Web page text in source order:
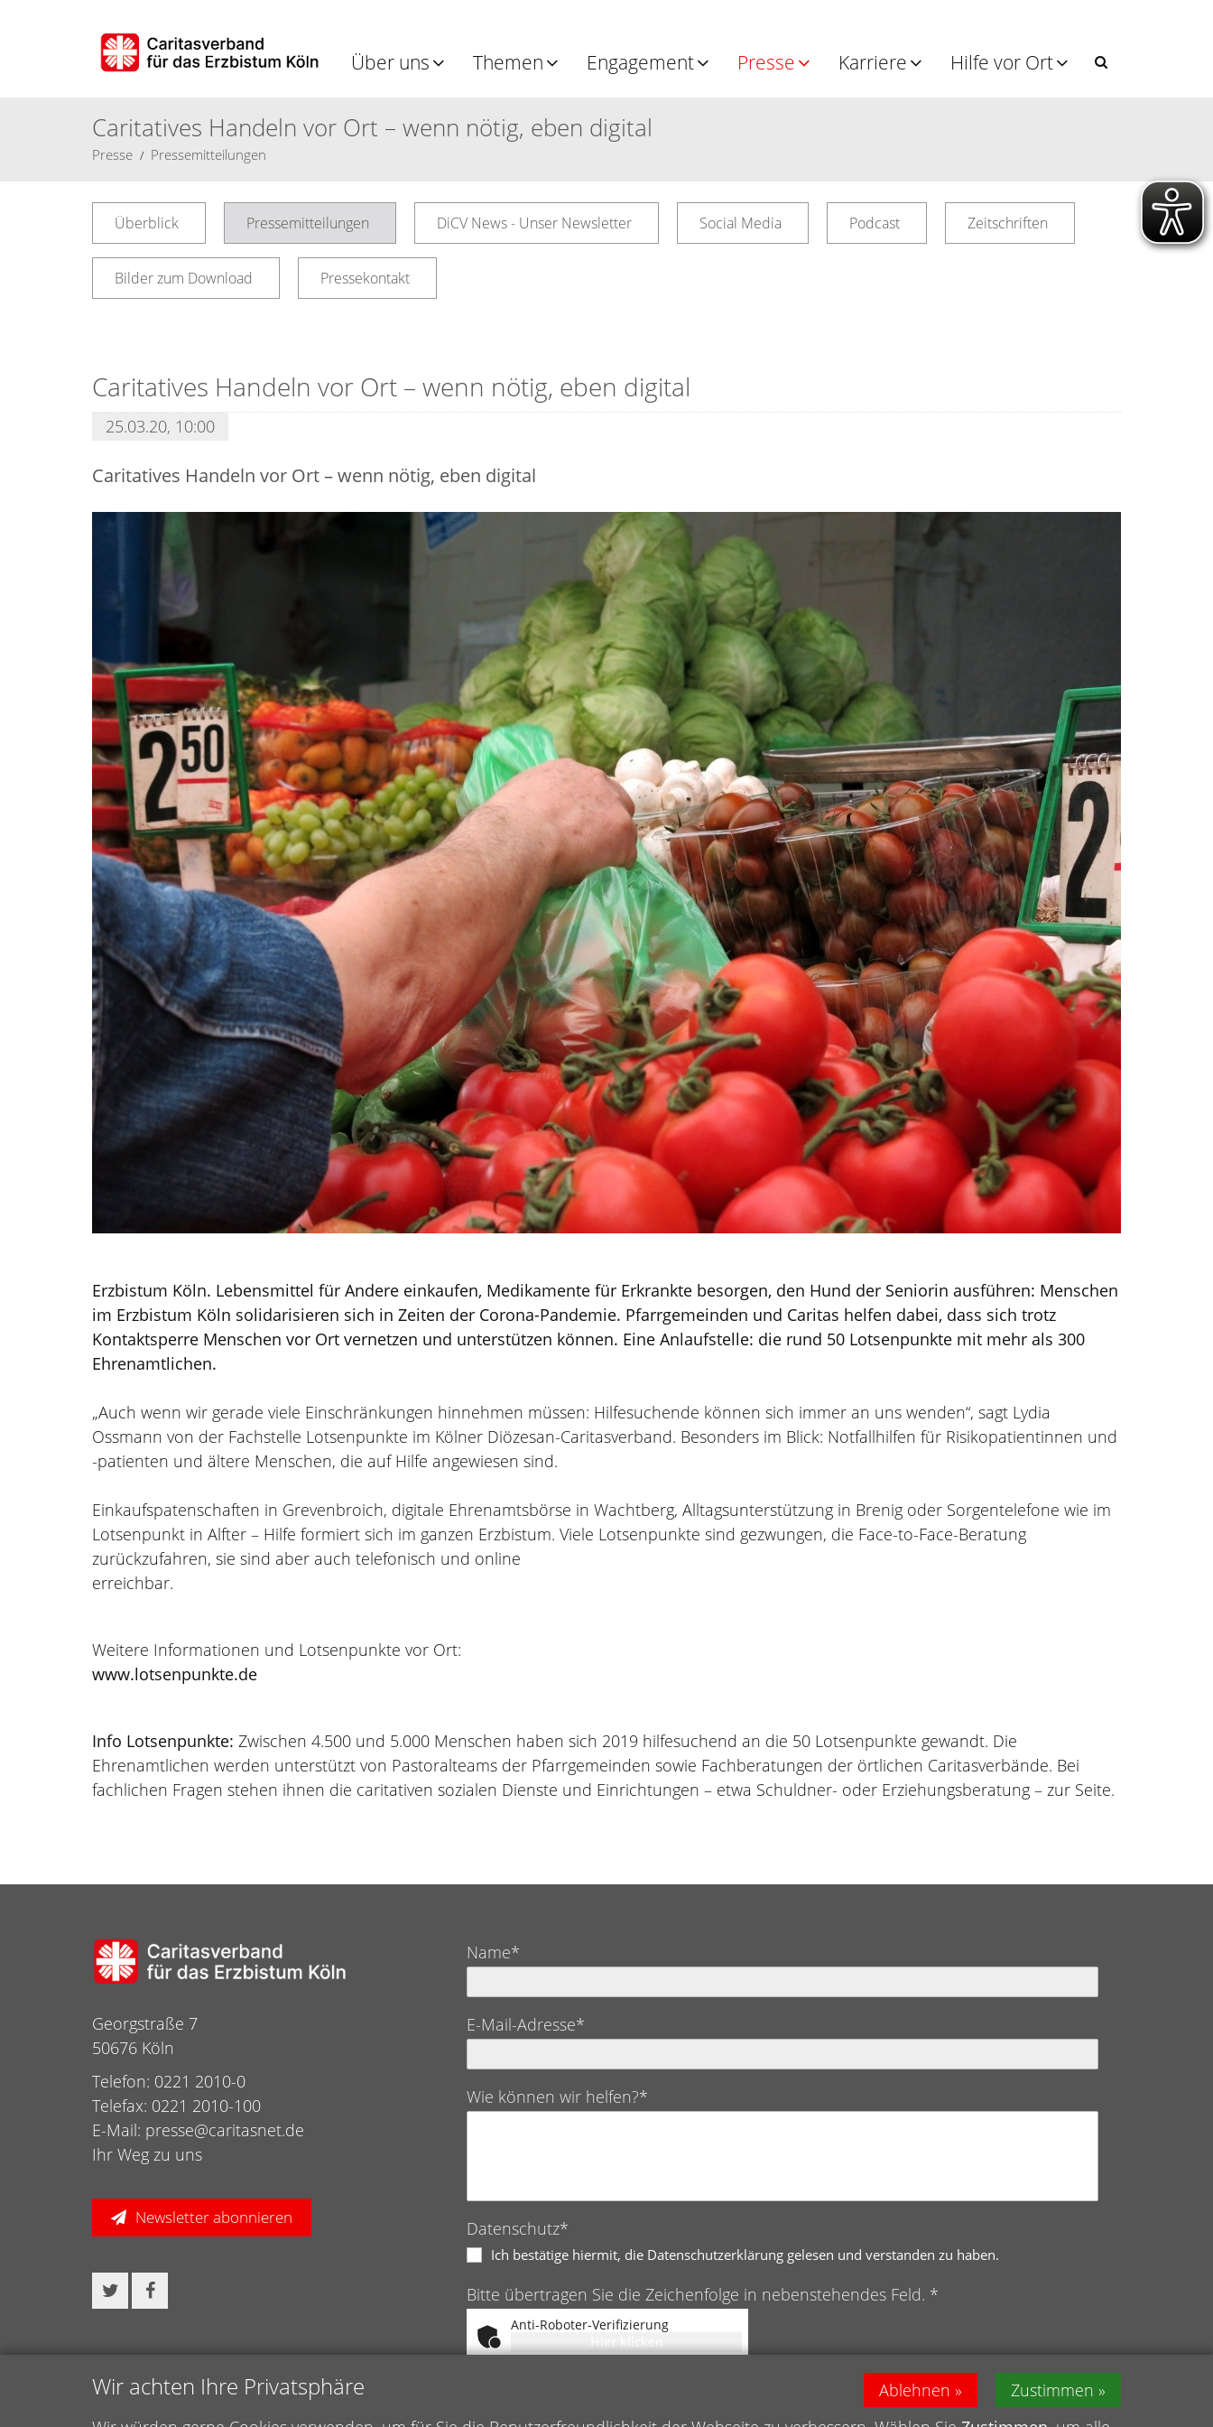
Wir achten Ihre Privatsphäre Ablehnen
Zustimmen
Über uns Themen Engagement Presse Karriere Hilfe vor Ort
Caritatives Handeln vor Ort – wenn nötig, eben digital
Presse Pressemitteilungen
Überblick Pressemitteilungen DiCV News - Unser Newsletter Social Media Podcast Zeitschriften
Bilder zum Download Pressekontakt
Caritatives Handeln vor Ort – wenn nötig, eben digital
25.03.20, 10:00
Caritatives Handeln vor Ort – wenn nötig, eben digital
Erzbistum Köln. Lebensmittel für Andere einkaufen, Medikamente für Erkrankte besorgen, den Hund der Seniorin ausführen: Menschen
im Erzbistum Köln solidarisieren sich in Zeiten der Corona-Pandemie. Pfarrgemeinden und Caritas helfen dabei, dass sich trotz
Kontaktsperre Menschen vor Ort vernetzen und unterstützen können. Eine Anlaufstelle: die rund 50 Lotsenpunkte mit mehr als 300
Ehrenamtlichen.
„Auch wenn wir gerade viele Einschränkungen hinnehmen müssen: Hilfesuchende können sich immer an uns wenden“, sagt Lydia
Ossmann von der Fachstelle Lotsenpunkte im Kölner Diözesan-Caritasverband. Besonders im Blick: Notfallhilfen für Risikopatientinnen und
-patienten und ältere Menschen, die auf Hilfe angewiesen sind.
Einkaufspatenschaften in Grevenbroich, digitale Ehrenamtsbörse in Wachtberg, Alltagsunterstützung in Brenig oder Sorgentelefone wie im
Lotsenpunkt in Alfter – Hilfe formiert sich im ganzen Erzbistum. Viele Lotsenpunkte sind gezwungen, die Face-to-Face-Beratung
zurückzufahren, sie sind aber auch telefonisch und online
erreichbar.
Weitere Informationen und Lotsenpunkte vor Ort:
www.lotsenpunkte.de
Info Lotsenpunkte: Zwischen 4.500 und 5.000 Menschen haben sich 2019 hilfesuchend an die 50 Lotsenpunkte gewandt. Die
Ehrenamtlichen werden unterstützt von Pastoralteams der Pfarrgemeinden sowie Fachberatungen der örtlichen Caritasverbände. Bei
fachlichen Fragen stehen ihnen die caritativen sozialen Dienste und Einrichtungen – etwa Schuldner- oder Erziehungsberatung – zur Seite.
Georgstraße 7
50676 Köln
Telefon: 0221 2010-0
Telefax: 0221 2010-100
E-Mail: presse@caritasnet.de
Ihr Weg zu uns
Newsletter abonnieren
Name*
E-Mail-Adresse*
Wie können wir helfen?*
Datenschutz*
Ich bestätige hiermit, die Datenschutzerklärung gelesen und verstanden zu haben.
Bitte übertragen Sie die Zeichenfolge in nebenstehendes Feld. *
Anti-Roboter-Verifizierung
Hier klicken